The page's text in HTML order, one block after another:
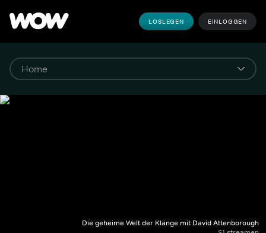
LOSLEGEN EINLOGGEN
Die geheime Welt der Klänge mit David Attenborough